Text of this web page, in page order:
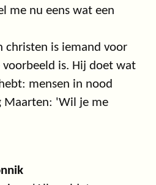
me nu eens wat een
christen is iemand voor
voorbeeld is. Hij doet wat
mensen in nood
Maarten: 'Wil je me